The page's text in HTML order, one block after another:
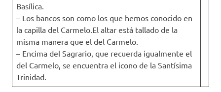
Basílica.
– Los bancos son como los que hemos conocido en
la capilla del Carmelo.El altar está tallado de la
misma manera que el del Carmelo.
– Encima del Sagrario, que recuerda igualmente el
del Carmelo, se encuentra el icono de la Santísima
Trinidad.